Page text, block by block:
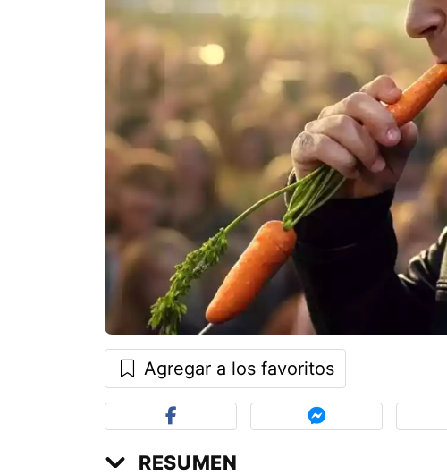
Agregar a los favoritos
RESUMEN